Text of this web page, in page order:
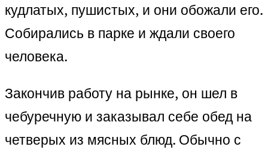
кудлатых, пушистых, и они обожали его.
Собирались в парке и ждали своего
человека.
Закончив работу на рынке, он шел в
чебуречную и заказывал себе обед на
четверых из мясных блюд. Обычно с